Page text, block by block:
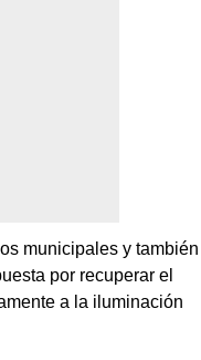
municipales y también
por recuperar el
a la iluminación